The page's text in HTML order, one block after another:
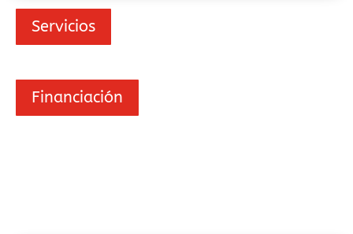
Servicios
Financiación